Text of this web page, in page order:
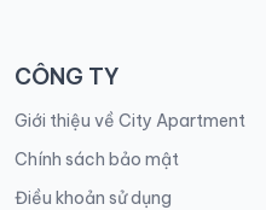
CÔNG TY
Giới thiệu về City Apartment
Chính sách bảo mật
Điều khoản sử dụng